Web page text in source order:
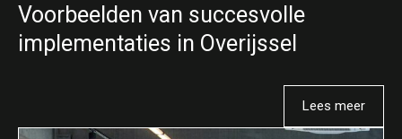
Voorbeelden van succesvolle
implementaties in Overijssel
Lees meer